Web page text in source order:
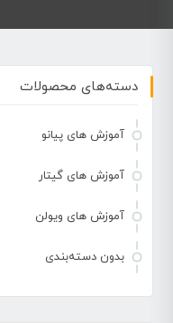
دسته‌های محصولات
آموزش های پیانو
آموزش های گیتار
آموزش های ویولن
بدون دسته‌بندی